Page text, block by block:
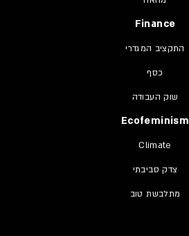
Finance
התקציב המגדרי
כסף
שוק העבודה
Ecofeminism
Climate
צדק סביבתי
מתלבשת טוב